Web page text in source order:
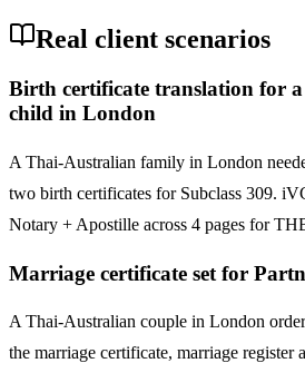
Real client scenarios
Birth certificate translation for
child in London
A Thai-Australian family in London
two birth certificates for Subclass 309.
Notary + Apostille across 4 pages for
Marriage certificate set for
A Thai-Australian couple in London
the marriage certificate, marriage